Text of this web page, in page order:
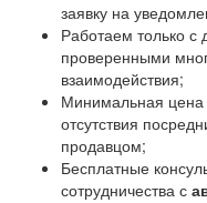
заявку на
Работаем только с
проверенными
взаимодействия;
Минимальная цена
отсутствия
продавцом;
Бесплатные
сотрудничества с